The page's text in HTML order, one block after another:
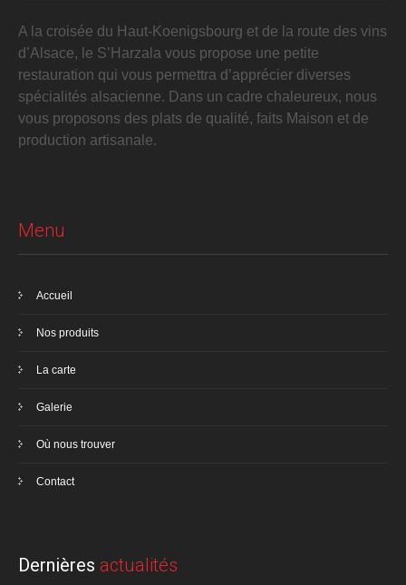
A la croisée du Haut-Koenigsbourg et de la route des vins
d’Alsace, le S’Harzala vous propose une petite
restauration qui vous permettra d’apprécier diverses
spécialités alsacienne. Dans un cadre chaleureux, nous
vous proposons des plats de qualité, faits Maison et de
production artisanale.
Menu
Accueil
Nos produits
La carte
Galerie
Où nous trouver
Contact
Dernières actualités